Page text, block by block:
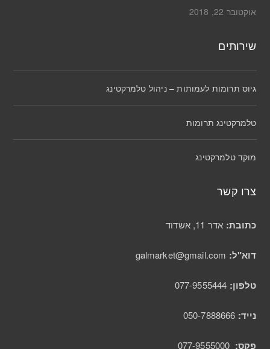
אוקטובר 22, 2018
שירותים
גיוס תרומות לעמותות – ניהול טלמרקטינג
טלמרקטינג תרומות
מוקד טלמרקטינג
צרו קשר
כתובת: אדר 11, אשדוד
דוא"ל:
טלפון:
נייד:
פקס: